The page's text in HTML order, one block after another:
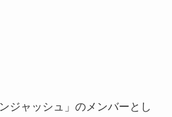
ジャッシュ」のメンバーとし